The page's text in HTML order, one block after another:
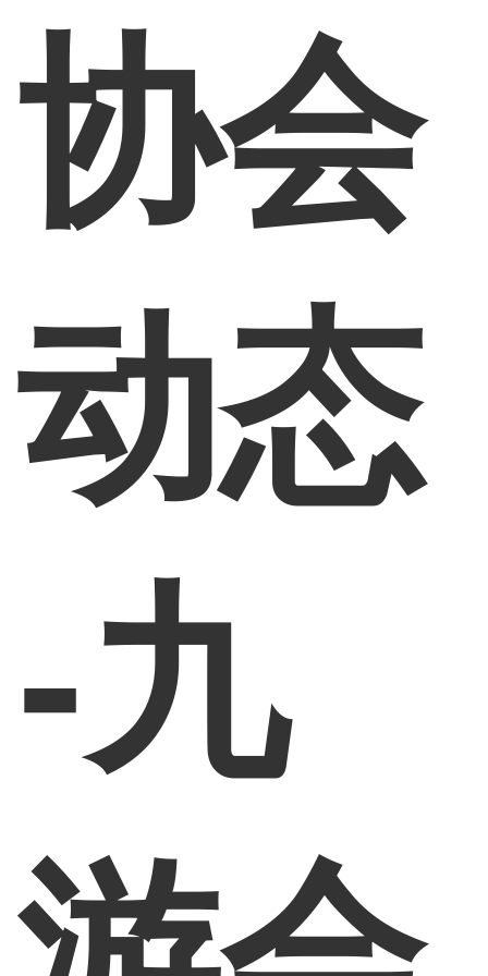
协会
动态
-九